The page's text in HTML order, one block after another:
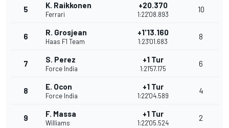
5 K. Raikkonen
Ferrari
+20.370
1:22'08.893
10
6 R. Grosjean
Haas F1 Team
+1'13.160
1:23'01.683
8
7 S. Perez
Force India
+1 Tur
1:21'57.175
6
8 E. Ocon
Force India
+1 Tur
1:22'04.589
4
9 F. Massa
Williams
+1 Tur
1:22'05.524
2